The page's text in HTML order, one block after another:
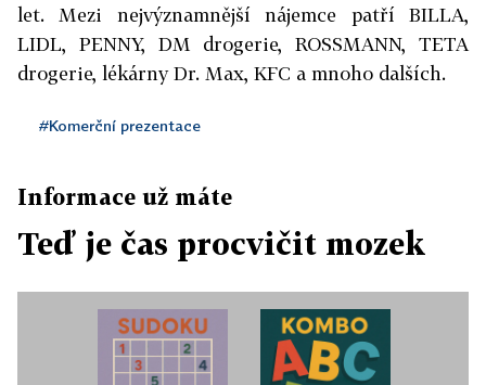
let. Mezi nejvýznamnější nájemce patří BILLA,
LIDL, PENNY, DM drogerie, ROSSMANN, TETA
drogerie, lékárny Dr. Max, KFC a mnoho dalších.
#Komerční prezentace
Informace už máte
Teď je čas procvičit mozek